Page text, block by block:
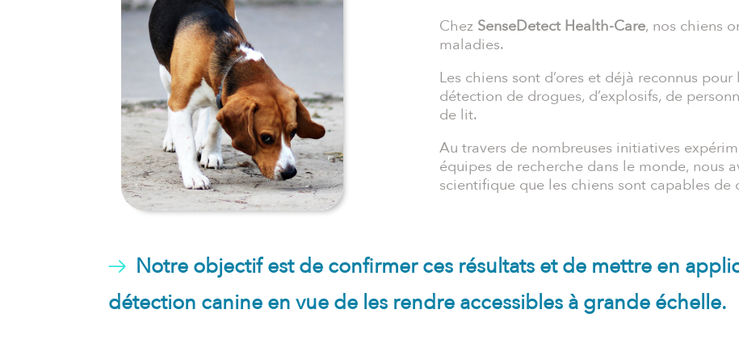
Chez SenseDetect Health-Care, nos chiens
maladies.
Les chiens sont d’ores et déjà reconnus
détection de drogues, d’explosifs, de
de lit.
Au travers de nombreuses initiatives
équipes de recherche dans le monde, nous
scientifique que les chiens sont capables
Notre objectif est de confirmer ces résultats et de mettre en
détection canine en vue de les rendre accessibles à grande échelle.